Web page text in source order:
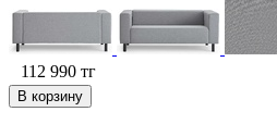
112 990 тг
В корзину